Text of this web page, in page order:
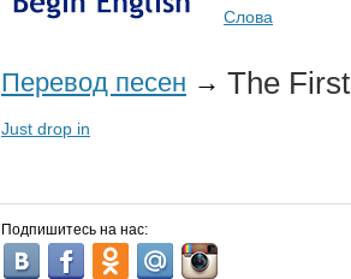
Слова
Перевод песен → The First
Just drop in
Подпишитесь на нас: